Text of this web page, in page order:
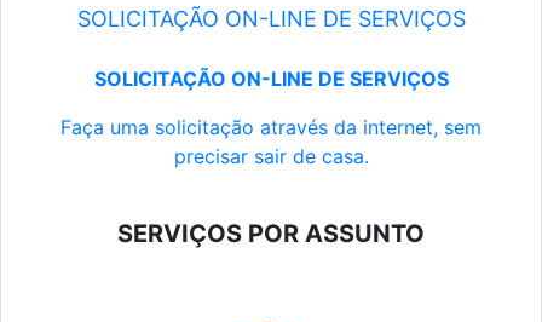
SOLICITAÇÃO ON-LINE DE SERVIÇOS
SOLICITAÇÃO ON-LINE DE SERVIÇOS
Faça uma solicitação através da internet, sem
precisar sair de casa.
SERVIÇOS POR ASSUNTO